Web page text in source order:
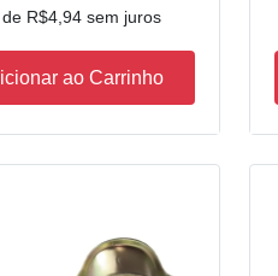
R$4,94 sem juros
ao Carrinho